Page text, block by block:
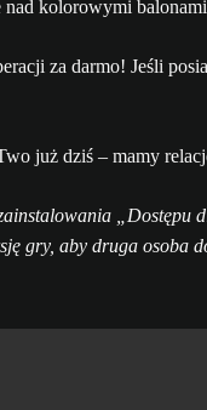
za darmo! Jeśli
już dziś – mamy
„Dostępu
gry, aby druga osoba